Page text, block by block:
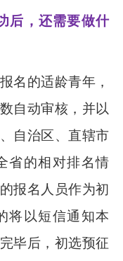
后，还需要做什
名的适龄青年，
自动审核，并以
自治区、直辖市
省的相对排名情
报名人员作为初
将以短信通知本
毕后，初选预征